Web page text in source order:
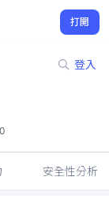
打開
登入
安全性分析